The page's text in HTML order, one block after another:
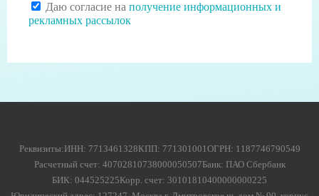
Даю согласие на получение информационных и
рекламных рассылок
Реквизиты:ИНН: 7713461328КПП: 771301001ОГРН: 1187746790549
Расчетный счет: 40702810738000050507Банк: ПАО Сбербанк
БИК: 044525225Корр. счет: 30101810400000000225